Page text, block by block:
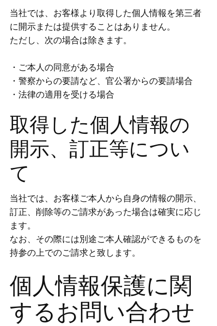
当社では、お客様より取得した個人情報を第三者
に開示または提供することはありません。
ただし、次の場合は除きます。
・ご本人の同意がある場合
・警察からの要請など、官公署からの要請場合
・法律の適用を受ける場合
取得した個人情報の
開示、訂正等につい
て
当社では、お客様ご本人から自身の情報の開示、
訂正、削除等のご請求があった場合は確実に応じ
ます。
なお、その際には別途ご本人確認ができるものを
持参の上でのご請求と致します。
個人情報保護に関
するお問い合わせ